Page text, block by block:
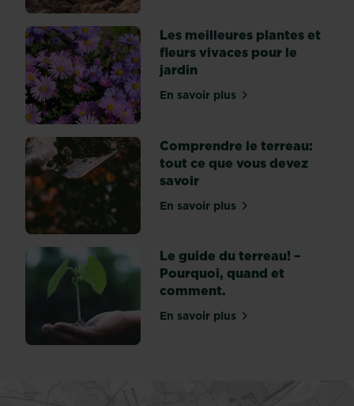
Les meilleures plantes et
fleurs vivaces pour le
jardin
En savoir plussur Les meilleures
Comprendre le terreau:
tout ce que vous devez
savoir
En savoir plussur Comprendre le
Le guide du terreau! –
Pourquoi, quand et
comment.
En savoir plussur Le guide du terreau!